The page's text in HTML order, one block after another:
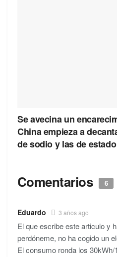
Se avecina un
China empieza a
de sodio y las de
Comentarios 6
Eduardo 3 años ago
El que escribe este articulo y
perdóneme, no ha cogido un
El consumo ronda los